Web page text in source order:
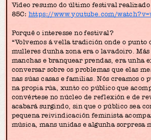
Vídeo resumo do último festival realizado
85C: https://www.youtube.com/
Porquê o interesse no festival?
“Volvemos á vella tradición onde o punto
mulleres dunha zona era o lavadoiro.
manchas e branquear prendas, era unha
conversar sobre os problemas que elas
nas súas casas e familias. Nós creamos o
na propia rúa, xunto co público que
convértese no núcleo de reflexión e de
acabará surgindo, sin que o público sea
pequena reivindicación feminista
música, mans unidas e algunha sorpresa